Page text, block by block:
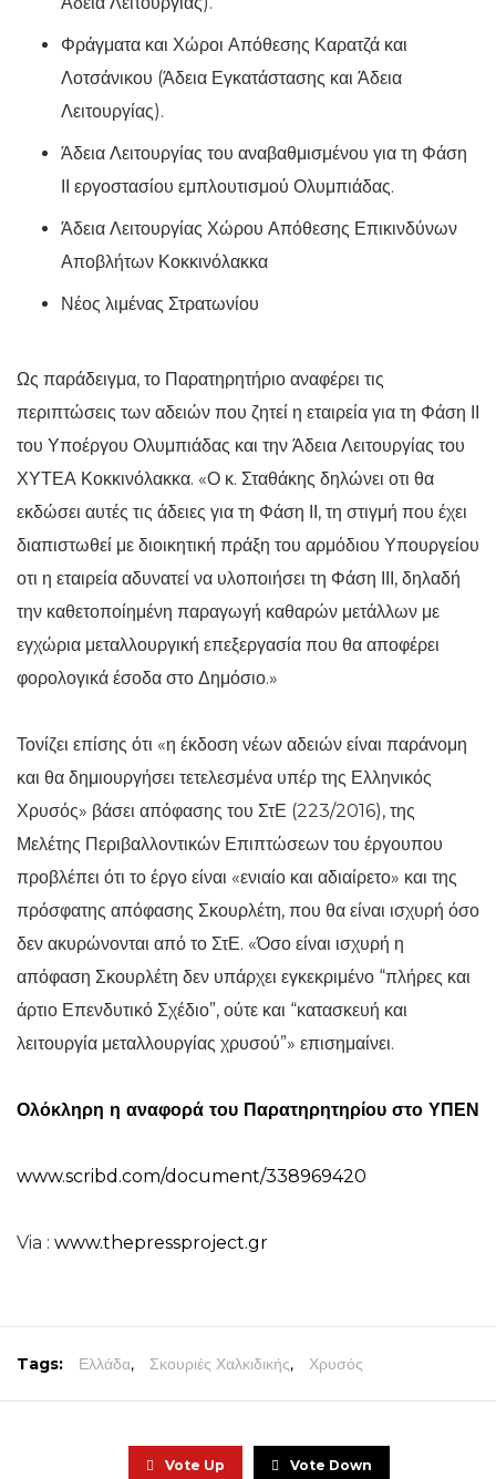
Φράγματα και Χώροι Απόθεσης Καρατζά και
Λοτσάνικου (Άδεια Εγκατάστασης και Άδεια
Λειτουργίας).
Άδεια Λειτουργίας του αναβαθμισμένου για τη Φάση
ΙΙ εργοστασίου εμπλουτισμού Ολυμπιάδας.
Άδεια Λειτουργίας Χώρου Απόθεσης Επικινδύνων
Αποβλήτων Κοκκινόλακκα
Νέος λιμένας Στρατωνίου
Ως παράδειγμα, το Παρατηρητήριο αναφέρει τις
περιπτώσεις των αδειών που ζητεί η εταιρεία για τη Φάση ΙΙ
του Υποέργου Ολυμπιάδας και την Άδεια Λειτουργίας του
ΧΥΤΕΑ Κοκκινόλακκα. «Ο κ. Σταθάκης δηλώνει οτι θα
εκδώσει αυτές τις άδειες για τη Φάση ΙΙ, τη στιγμή που έχει
διαπιστωθεί με διοικητική πράξη του αρμόδιου Υπουργείου
οτι η εταιρεία αδυνατεί να υλοποιήσει τη Φάση ΙΙΙ, δηλαδή
την καθετοποίημένη παραγωγή καθαρών μετάλλων με
εγχώρια μεταλλουργική επεξεργασία που θα αποφέρει
φορολογικά έσοδα στο Δημόσιο.»
Τονίζει επίσης ότι «η έκδοση νέων αδειών είναι παράνομη
και θα δημιουργήσει τετελεσμένα υπέρ της Ελληνικός
Χρυσός» βάσει απόφασης του ΣτΕ (223/2016), της
Μελέτης Περιβαλλοντικών Επιπτώσεων του έργουπου
προβλέπει ότι το έργο είναι «ενιαίο και αδιαίρετο» και της
πρόσφατης απόφασης Σκουρλέτη, που θα είναι ισχυρή όσο
δεν ακυρώνονται από το ΣτΕ. «Όσο είναι ισχυρή η
απόφαση Σκουρλέτη δεν υπάρχει εγκεκριμένο “πλήρες και
άρτιο Επενδυτικό Σχέδιο”, ούτε και “κατασκευή και
λειτουργία μεταλλουργίας χρυσού”» επισημαίνει.
Ολόκληρη η αναφορά του Παρατηρητηρίου στο ΥΠΕΝ
www.scribd.com/document/338969420
Via : www.thepressproject.gr
Tags: Ελλάδα, Σκουριές Χαλκιδικής, Χρυσός
Vote Up Vote Down